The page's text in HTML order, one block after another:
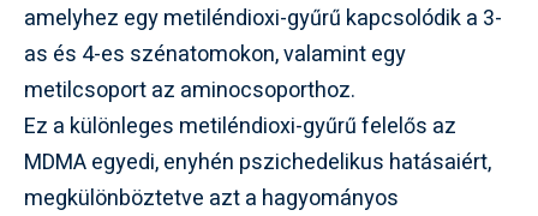
amelyhez egy metiléndioxi-gyűrű kapcsolódik a 3-
as és 4-es szénatomokon, valamint egy
metilcsoport az aminocsoporthoz.
Ez a különleges metiléndioxi-gyűrű felelős az
MDMA egyedi, enyhén pszichedelikus hatásaiért,
megkülönböztetve azt a hagyományos